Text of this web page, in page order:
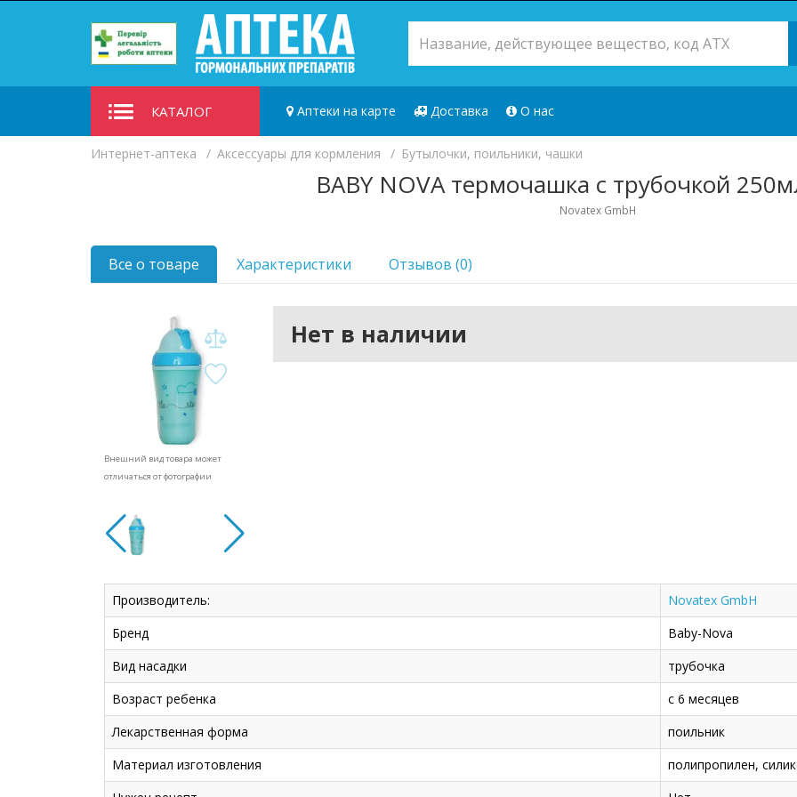
КАТАЛОГ Аптеки на карте Доставка О нас
Интернет-аптека Аксессуары для кормления Бутылочки, поильники, чашки
BABY NOVA термочашка с трубочкой
Novatex GmbH
Все о товаре Характеристики Отзывов (0)
Внешний вид товара может
отличаться от фотографии
Нет в наличии
Производитель:
Novatex GmbH
Бренд
Baby-Nova
Вид насадки
трубочка
Возраст ребенка
с 6 месяцев
Лекарственная форма
поильник
Материал изготовления
полипропилен,